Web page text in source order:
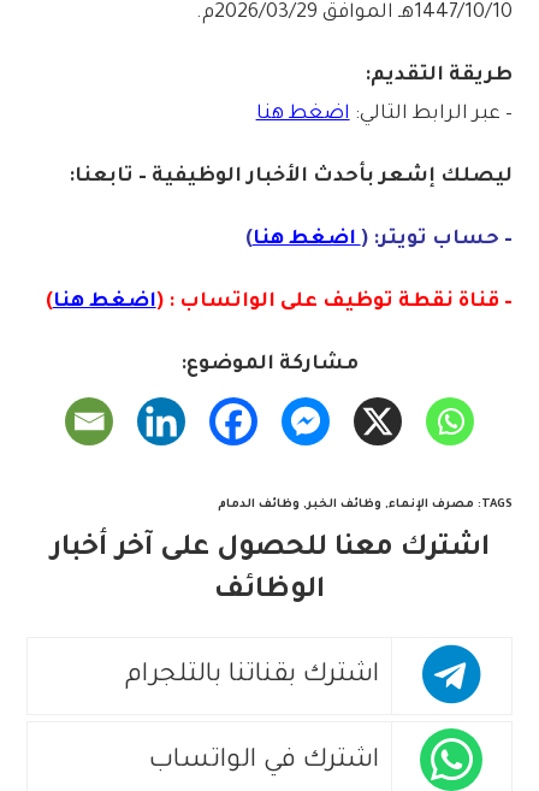
1447/10/10هـ الموافق 2026/03/29م.
طريقة التقديم:
– عبر الرابط التالي: اضغط هنا
ليصلك إشعربأحدث الأخبار الوظيفية – تابعنا:
– حساب تويتر: ( اضغط هنا)
– قناة نقطة توظيف على الواتساب : (اضغط هنا)
مشاركة الموضوع:
TAGS
: مصرف الإنماء, وظائف الخبر, وظائف الدمام
اشترك معنا للحصول على آخر أخبار
الوظائف
اشترك بقناتنا بالتلجرام
اشترك في الواتساب